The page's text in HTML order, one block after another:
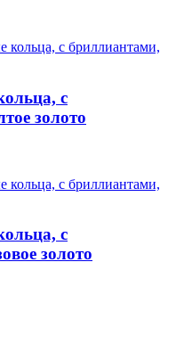
с
золото
с
золото